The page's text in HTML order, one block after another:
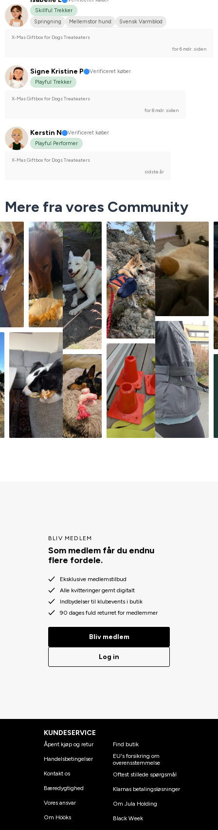
Skillful Trekker
Springning
Mellemstor hund
Svensk Varmblod
X-Mas Giftbox for Dogs Treateaters
for 6 mdr. siden
Signe Kristine P
Verificeret køber
Playful Trekker
X-Mas Giftbox for Dogs Treateaters
for 8 mdr. siden
Kerstin N
Verificeret køber
Playful Performer
X-Mas Giftbox for Dogs Treateaters
sidste år
Mere fra vores Community
BLIV MEDLEM
Som medlem får du endnu
flere fordele.
Eksklusive medlemstilbud
Alle kvitteringer gemt digitalt
Indbydelser til klubevents i butik
90 dages fuld returret for medlemmer
Bliv medlem
Log in
KUNDESERVICE
Åpent kjøp og retur
Handelsbetingelser
Kontakt os
Bæredygtighed
Vores ansvar
Om Hööks
Find butik
EU's forsikring om
overensstemmelse
Oftest stillede spørgsmål
Klarnas betalingsløsninger
Om Jula Holding
Black Week